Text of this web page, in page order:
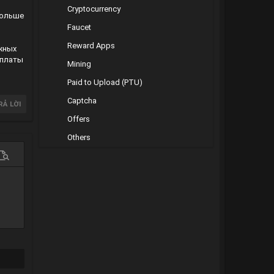
LỜI
trước
Cryptocurrency
Faucet
Reward Apps
Mining
Paid to Upload (PTU)
Captcha
Offers
Others